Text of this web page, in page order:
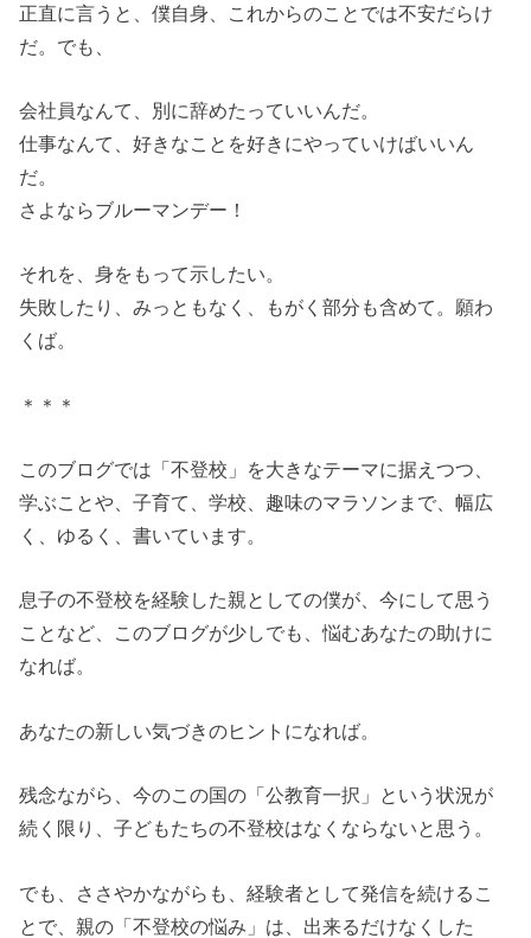
正直に言うと、僕自身、これからのことでは不安だらけ
だ。でも、
会社員なんて、別に辞めたっていいんだ。
仕事なんて、好きなことを好きにやっていけばいいん
だ。
さよならブルーマンデー！
それを、身をもって示したい。
失敗したり、みっともなく、もがく部分も含めて。願わ
くば。
＊＊＊
このブログでは「不登校」を大きなテーマに据えつつ、
学ぶことや、子育て、学校、趣味のマラソンまで、幅広
く、ゆるく、書いています。
息子の不登校を経験した親としての僕が、今にして思う
ことなど、このブログが少しでも、悩むあなたの助けに
なれば。
あなたの新しい気づきのヒントになれば。
残念ながら、今のこの国の「公教育一択」という状況が
続く限り、子どもたちの不登校はなくならないと思う。
でも、ささやかながらも、経験者として発信を続けるこ
とで、親の「不登校の悩み」は、出来るだけなくした